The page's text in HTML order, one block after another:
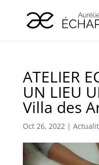
ATELIER
UN LIEU
Villa des
Oct 26, 2022|